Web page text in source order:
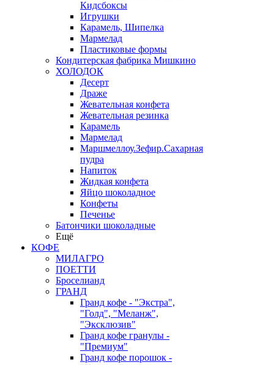
Кидсбоксы
Игрушки
Карамель, Шипелка
Мармелад
Пластиковые формы
Кондитерская фабрика Мишкино
ХОЛОДОК
Десерт
Драже
Жевательная конфета
Жевательная резинка
Карамель
Мармелад
Маршмеллоу.Зефир.Сахарная
пудра
Напиток
Жидкая конфета
Яйцо шоколадное
Конфеты
Печенье
Батончики шоколадные
Ещё
КОФЕ
МИЛАГРО
ПОЕТТИ
Броселианд
ГРАНД
Гранд кофе - "Экстра",
"Голд", "Меланж",
"Эксклюзив"
Гранд кофе гранулы -
"Премиум"
Гранд кофе порошок -